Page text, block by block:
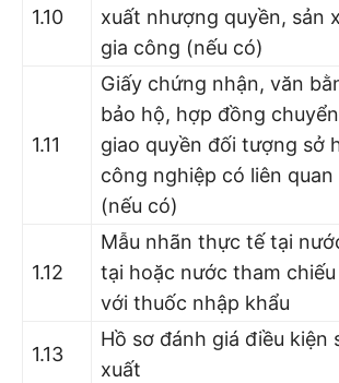
1.10
xuất nhượng quyền, sản
gia công (nếu có)
1.11
Giấy chứng nhận, văn
bảo hộ, hợp đồng chuyển
giao quyền đối tượng sở
công nghiệp có liên quan
(nếu có)
1.12
Mẫu nhãn thực tế tại
tại hoặc nước tham
với thuốc nhập khẩu
1.13
Hồ sơ đánh giá điều kiện
xuất